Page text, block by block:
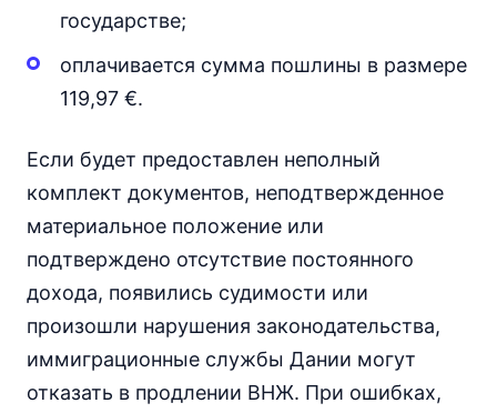
государстве;
оплачивается сумма пошлины в размере
119,97 €.
Если будет предоставлен неполный
комплект документов, неподтвержденное
материальное положение или
подтверждено отсутствие постоянного
дохода, появились судимости или
произошли нарушения законодательства,
иммиграционные службы Дании могут
отказать в продлении ВНЖ. При ошибках,